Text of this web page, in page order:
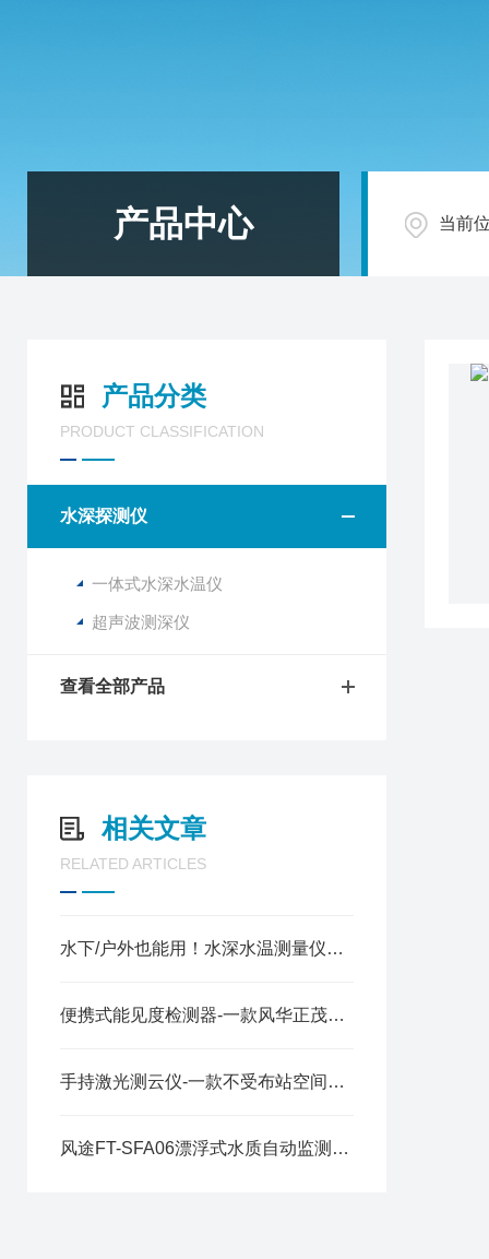
产品中心 当前
产品分类
PRODUCT CLASSIFICATION
水深探测仪
一体式水深水温仪
超声波测深仪
查看全部产品
相关文章
RELATED ARTICLES
水下/户外也能用！水深水温测量仪，防水抗造，不易坏
便携式能见度检测器-一款风华正茂的能见度仪器@2023全国派送
手持激光测云仪-一款不受布站空间条件限制的云高仪@2025已更新
风途FT-SFA06漂浮式水质自动监测站——采用低功耗设计，可长时间运行~